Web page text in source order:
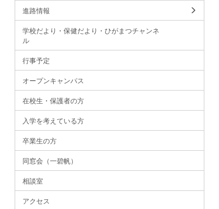
進路情報
学校だより・保健だより・ひがまつチャンネ
ル
行事予定
オープンキャンパス
在校生・保護者の方
入学を考えている方
卒業生の方
同窓会（一碧帆）
相談室
アクセス